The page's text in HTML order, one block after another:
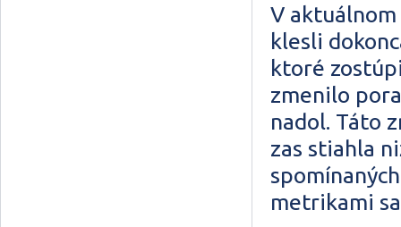
V
klesli
ktoré
zmenilo
nadol. Táto
zas stiahla
metrikami